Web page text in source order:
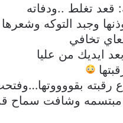
تغلط ..ودفاته
وجبد التوكه وشعرها
تخافي
ايديك من عليا
رقبته
وشافت سماح